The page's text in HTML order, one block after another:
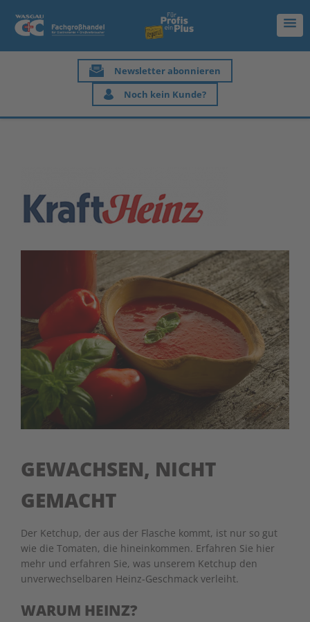
Newsletter abonnieren
Noch kein Kunde?
GEWACHSEN, NICHT
GEMACHT
Der Ketchup, der aus der Flasche kommt, ist nur so gut
wie die Tomaten, die hineinkommen. Erfahren Sie hier
mehr und erfahren Sie, was unserem Ketchup den
unverwechselbaren Heinz-Geschmack verleiht.
WARUM HEINZ?